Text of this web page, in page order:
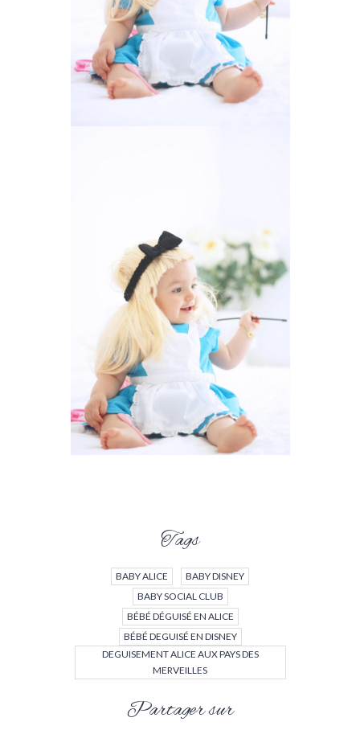
Tags
BABY ALICE
BABY DISNEY
BABY SOCIAL CLUB
BÉBÉ DÉGUISÉ EN ALICE
BÉBÉ DEGUISÉ EN DISNEY
DEGUISEMENT ALICE AUX PAYS DES
MERVEILLES
Partager sur